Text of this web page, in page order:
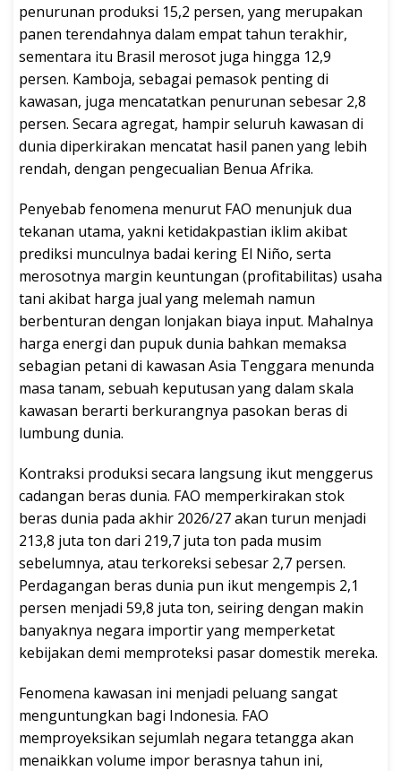
penurunan produksi 15,2 persen, yang merupakan
panen terendahnya dalam empat tahun terakhir,
sementara itu Brasil merosot juga hingga 12,9
persen. Kamboja, sebagai pemasok penting di
kawasan, juga mencatatkan penurunan sebesar 2,8
persen. Secara agregat, hampir seluruh kawasan di
dunia diperkirakan mencatat hasil panen yang lebih
rendah, dengan pengecualian Benua Afrika.
Penyebab fenomena menurut FAO menunjuk dua
tekanan utama, yakni ketidakpastian iklim akibat
prediksi munculnya badai kering El Niño, serta
merosotnya margin keuntungan (profitabilitas) usaha
tani akibat harga jual yang melemah namun
berbenturan dengan lonjakan biaya input. Mahalnya
harga energi dan pupuk dunia bahkan memaksa
sebagian petani di kawasan Asia Tenggara menunda
masa tanam, sebuah keputusan yang dalam skala
kawasan berarti berkurangnya pasokan beras di
lumbung dunia.
Kontraksi produksi secara langsung ikut menggerus
cadangan beras dunia. FAO memperkirakan stok
beras dunia pada akhir 2026/27 akan turun menjadi
213,8 juta ton dari 219,7 juta ton pada musim
sebelumnya, atau terkoreksi sebesar 2,7 persen.
Perdagangan beras dunia pun ikut mengempis 2,1
persen menjadi 59,8 juta ton, seiring dengan makin
banyaknya negara importir yang memperketat
kebijakan demi memproteksi pasar domestik mereka.
Fenomena kawasan ini menjadi peluang sangat
menguntungkan bagi Indonesia. FAO
memproyeksikan sejumlah negara tetangga akan
menaikkan volume impor berasnya tahun ini,